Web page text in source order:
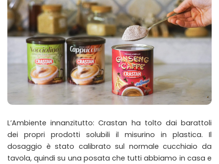
L’Ambiente innanzitutto: Crastan ha tolto dai barattoli
dei propri prodotti solubili il misurino in plastica. Il
dosaggio è stato calibrato sul normale cucchiaio da
tavola, quindi su una posata che tutti abbiamo in casa e